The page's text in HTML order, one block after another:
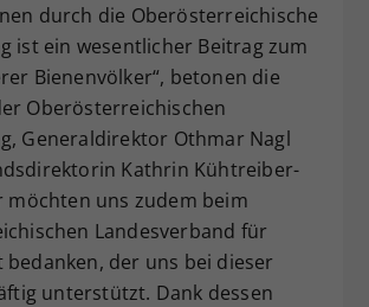
durch die Oberösterreichische
ist ein wesentlicher Beitrag zum
Bienenvölker“, betonen die
Oberösterreichischen
Generaldirektor Othmar Nagl
Kathrin Kühtreiber-
möchten uns zudem beim
Landesverband für
bedanken, der uns bei dieser
unterstützt. Dank dessen